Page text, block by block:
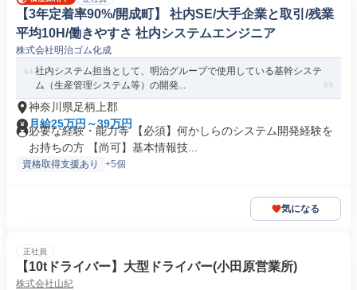
【3年定着率90%/開成町】 社内SE/大手企業と取引/残業
平均10H/働きやすさ 社内システムエンジニア
株式会社明治ゴム化成
社内システム担当として、明治グループで使用している基幹システ
ム（生産管理システム等）の開発...
神奈川県足柄上郡
月給25万円～39万円
必要な経験・能力等 【必須】何かしらのシステム開発経験を
お持ちの方 【尚可】基本情報技...
資格取得支援あり +5個
気になる
正社員
【10tドライバー】大型ドライバー(小田原営業所)
株式会社山紀